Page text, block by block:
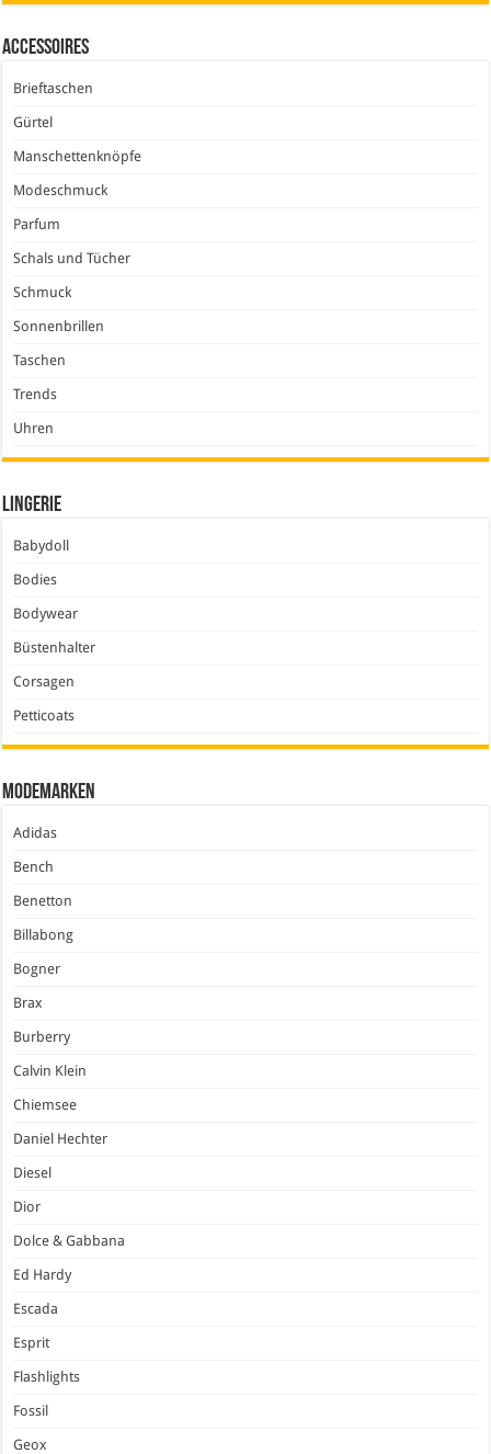
Accessoires
Brieftaschen
Gürtel
Manschettenknöpfe
Modeschmuck
Parfum
Schals und Tücher
Schmuck
Sonnenbrillen
Taschen
Trends
Uhren
Lingerie
Babydoll
Bodies
Bodywear
Büstenhalter
Corsagen
Petticoats
Modemarken
Adidas
Bench
Benetton
Billabong
Bogner
Brax
Burberry
Calvin Klein
Chiemsee
Daniel Hechter
Diesel
Dior
Dolce & Gabbana
Ed Hardy
Escada
Esprit
Flashlights
Fossil
Geox